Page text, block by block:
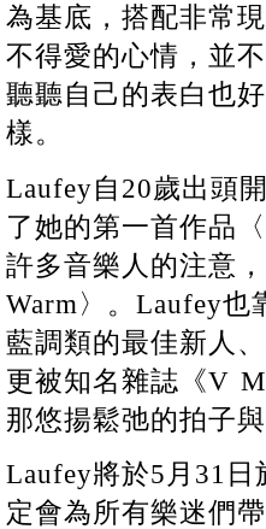
為基底，搭配非常
不得愛的心情，並
聽聽自己的表白也
樣。
Laufey自20歲出頭
了她的第一首作品
許多音樂人的注意
Warm〉。Laufey
藍調類的最佳新人
更被知名雜誌《V
那悠揚鬆弛的拍子
Laufey將於5月31
定會為所有樂迷們